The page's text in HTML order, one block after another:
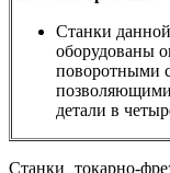
Станки
оборудованы
поворотными
детали в
Станки токарно-